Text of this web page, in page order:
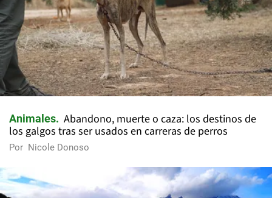
Animales
Abandono, muerte o caza: los destinos de
los galgos tras ser usados en carreras de perros
Por Nicole Donoso